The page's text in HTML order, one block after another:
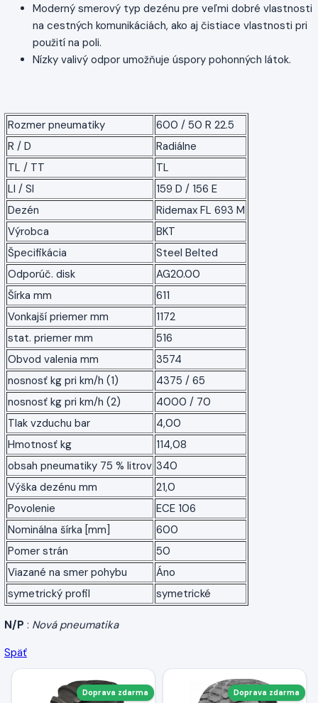
Moderný smerový typ dezénu pre veľmi dobré vlastnosti
na cestných komunikáciách, ako aj čistiace vlastnosti pri
použití na poli.
Nízky valivý odpor umožňuje úspory pohonných látok.
Rozmer pneumatiky
600 / 50 R 22.5
R / D
Radiálne
TL / TT
TL
LI / SI
159 D / 156 E
Dezén
Ridemax FL 693 M
Výrobca
BKT
Špecifikácia
Steel Belted
Odporúč. disk
AG20.00
Šírka mm
611
Vonkajší priemer mm
1172
stat. priemer mm
516
Obvod valenia mm
3574
nosnosť kg pri km/h (1)
4375 / 65
nosnosť kg pri km/h (2)
4000 / 70
Tlak vzduchu bar
4,00
Hmotnosť kg
114,08
obsah pneumatiky 75 % litrov 340
Výška dezénu mm
21,0
Povolenie
ECE 106
Nominálna šírka [mm]
600
Pomer strán
50
Viazané na smer pohybu
Áno
symetrický profil
symetrické
N/P : Nová pneumatika
Späť
Doprava zdarma Doprava zdarma